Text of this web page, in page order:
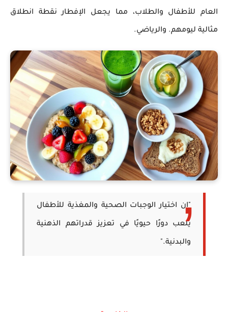
العام للأطفال والطلاب، مما يجعل الإفطار نقطة انطلاق
مثالية ليومهم. والرياضي.
"إن اختيار الوجبات الصحية والمغذية للأطفال
يلعب دورًا حيويًا في تعزيز قدراتهم الذهنية
والبدنية."